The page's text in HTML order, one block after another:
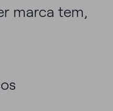
marca tem,